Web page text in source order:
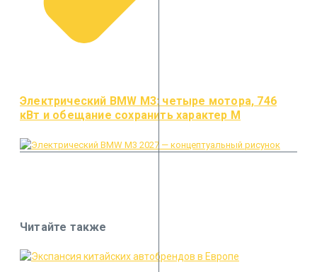
Электрический BMW M3: четыре мотора, 746
кВт и обещание сохранить характер M
Читайте также